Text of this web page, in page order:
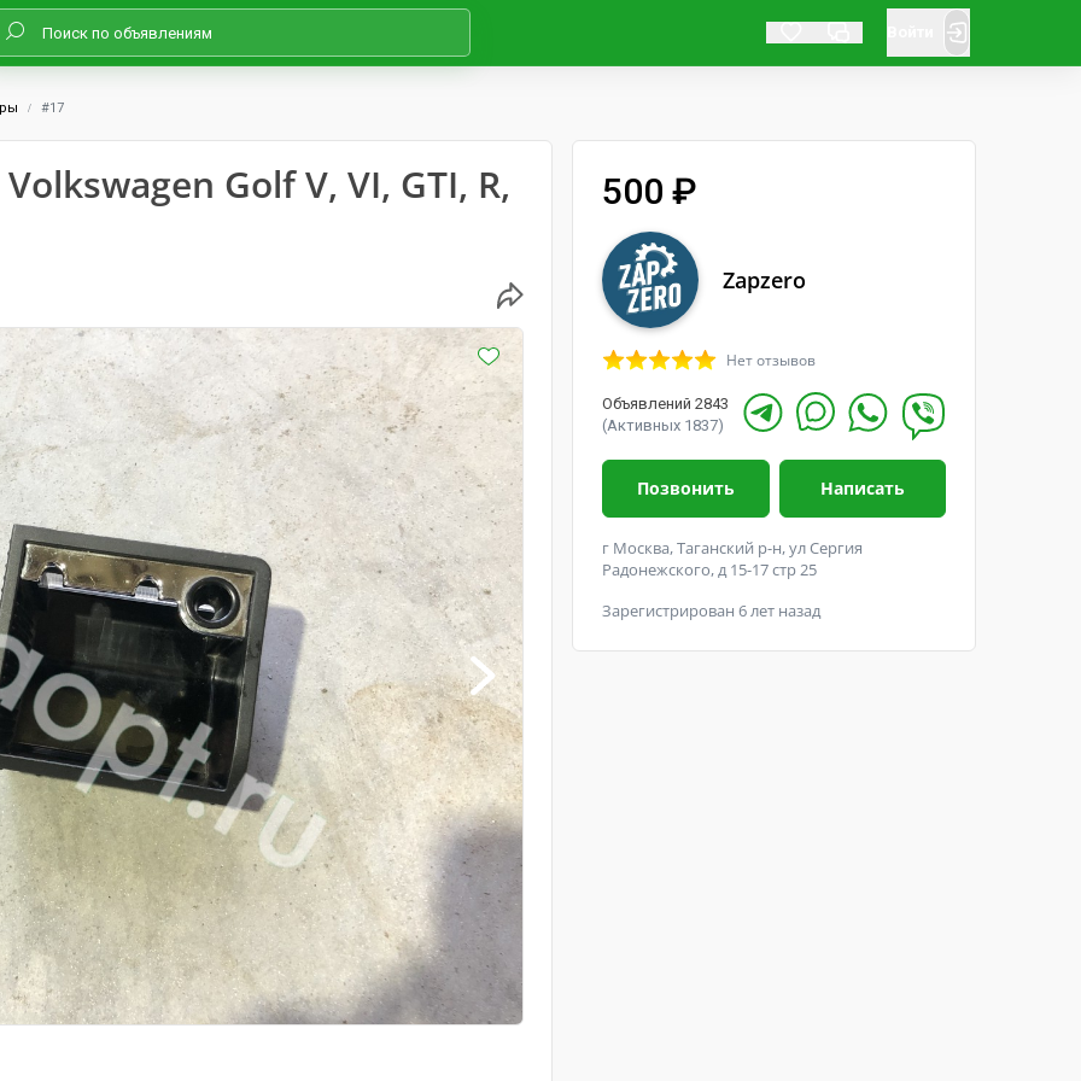
#17
Golf V, VI, GTI, R, 500 ₽
Zapzero
Нет отзывов
Объявлений 2843
(Активных 1837)
Позвонить Написать
г Москва, Таганский р-н, ул Сергия
Радонежского, д 15-17 стр 25
Зарегистрирован 6 лет назад